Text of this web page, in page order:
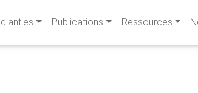
Publications Ressources